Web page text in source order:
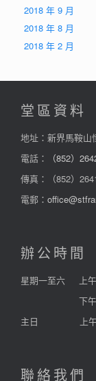
2018 年 9 月
2018 年 8 月
2018 年 2 月
堂區資料
地址：新界馬鞍山
電話：
（852）
傳真：（852）
電郵：
辦公時間
星期一至六
上
下
主日
上
聯絡我們